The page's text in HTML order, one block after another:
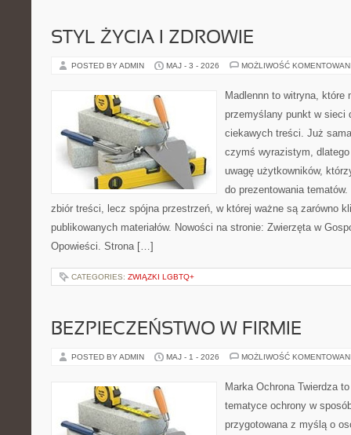
STYL ŻYCIA I ZDROWIE
POSTED BY ADMIN MAJ - 3 - 2026 MOŻLIWOŚĆ
Madlennn to witryna, które
przemyślany punkt w sieci
ciekawych treści. Już
czymś wyrazistym,
uwagę użytkowników,
do prezentowania
zbiór treści, lecz spójna przestrzeń, w której ważne są zarówno
publikowanych materiałów. Nowości na stronie: Zwierzęta w
Opowieści. Strona […]
CATEGORIES: ZWIĄZKI LGBTQ+
BEZPIECZEŃSTWO W FIRMIE
POSTED BY ADMIN MAJ - 1 - 2026 MOŻLIWOŚĆ
Marka Ochrona Twierdza
tematyce ochrony w
przygotowana z myślą o